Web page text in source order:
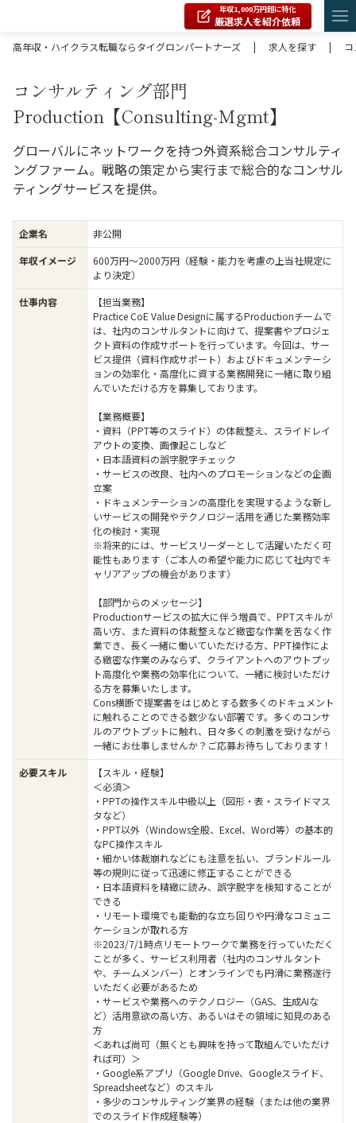
年収1,000万円超に特化
厳選求人を紹介依頼
高年収・ハイクラス転職ならタイグロンパートナーズ
| 求人を探す |
コンサルティング部門
Production【Consulting-Mgmt】
グローバルにネットワークを持つ外資系総合コンサルティ
ングファーム。戦略の策定から実行まで総合的なコンサル
ティングサービスを提供。
企業名
非公開
年収イメージ
600万円〜2000万円（経験・能力を考慮の上当社規定に
より決定）
仕事内容
【担当業務】
Practice CoE Value Designに属するProductionチームで
は、社内のコンサルタントに向けて、提案書やプロジェ
クト資料の作成サポートを行っています。今回は、サー
ビス提供（資料作成サポート）およびドキュメンテーシ
ョンの効率化・高度化に資する業務開発に一緒に取り組
んでいただける方を募集しております。
【業務概要】
・資料（PPT等のスライド）の体裁整え、スライドレイ
アウトの変換、画像起こしなど
・日本語資料の誤字脱字チェック
・サービスの改良、社内へのプロモーションなどの企画
立案
・ドキュメンテーションの高度化を実現するような新し
いサービスの開発やテクノロジー活用を通じた業務効率
化の検討・実現
※将来的には、サービスリーダーとして活躍いただく可
能性もあります（ご本人の希望や能力に応じて社内でキ
ャリアアップの機会があります）
【部門からのメッセージ】
Productionサービスの拡大に伴う増員で、PPTスキルが
高い方、また資料の体裁整えなど緻密な作業を苦なく作
業でき、長く一緒に働いていただける方、PPT操作によ
る緻密な作業のみならず、クライアントへのアウトプッ
ト高度化や業務の効率化について、一緒に検討いただけ
る方を募集いたします。
Cons横断で提案書をはじめとする数多くのドキュメント
に触れることのできる数少ない部署です。多くのコンサ
ルのアウトプットに触れ、日々多くの刺激を受けながら
一緒にお仕事しませんか？ご応募お待ちしております！
必要スキル
【スキル・経験】
＜必須＞
・PPTの操作スキル中級以上（図形・表・スライドマス
タなど）
・PPT以外（Windows全般、Excel、Word等）の基本的
なPC操作スキル
・細かい体裁崩れなどにも注意を払い、ブランドルール
等の規則に従って迅速に修正することができる
・日本語資料を精緻に読み、誤字脱字を検知することが
できる
・リモート環境でも能動的な立ち回りや円滑なコミュニ
ケーションが取れる方
※2023/7/1時点リモートワークで業務を行っていただく
ことが多く、サービス利用者（社内のコンサルタント
や、チームメンバー）とオンラインでも円滑に業務遂行
いただく必要があるため
・サービスや業務へのテクノロジー（GAS、生成AIな
ど）活用意欲の高い方、あるいはその領域に知見のある
方
＜あれば尚可（無くとも興味を持って取組んでいただけ
れば可）＞
・Google系アプリ（Google Drive、Googleスライド、
Spreadsheetなど）のスキル
・多少のコンサルティング業界の経験（または他の業界
でのスライド作成経験等）